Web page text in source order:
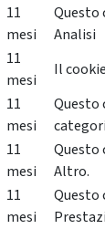
11
mesi
Questo
Analisi
11
mesi
Il
11
mesi
Questo
11
mesi
Questo
Altro.
11
mesi
Questo